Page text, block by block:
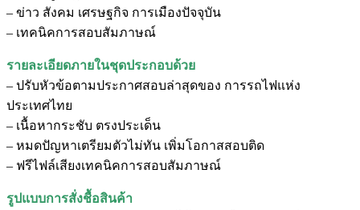
– ข่าว สังคม เศรษฐกิจ การเมืองปัจจุบัน
– เทคนิคการสอบสัมภาษณ์
รายละเอียดภายในชุดประกอบด้วย
– ปรับหัวข้อตามประกาศสอบล่าสุดของ การรถไฟแห่ง
ประเทศไทย
– เนื้อหากระชับ ตรงประเด็น
– หมดปัญหาเตรียมตัวไม่ทัน เพิ่มโอกาสสอบติด
– ฟรีไฟล์เสียงเทคนิคการสอบสัมภาษณ์
รูปแบบการสั่งชื้อสินค้า